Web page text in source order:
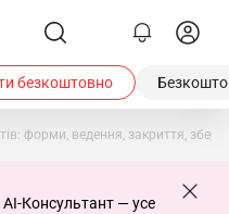
безкоштовно
форми, ведення, закриття,
Консультант — усе